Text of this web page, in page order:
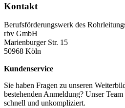
Kontakt
Berufsförderungswerk des
rbv GmbH
Marienburger Str. 15
50968 Köln
Kundenservice
Sie haben Fragen zu unseren
bestehenden Anmeldung? Unser
schnell und unkompliziert.